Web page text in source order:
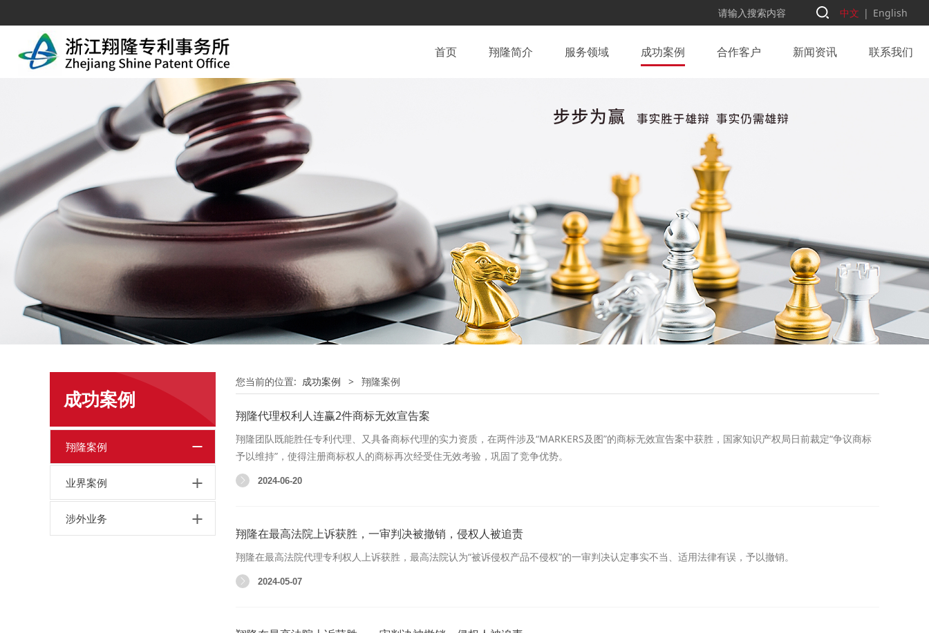
中文 | English
首页 翔隆简介 服务领域 成功案例 合作客户 新闻资讯 联系我们
成功案例
翔隆案例
业界案例
涉外业务
您当前的位置: 成功案例 > 翔隆案例
翔隆代理权利人连赢2件商标无效宣告案
2024-06-20
翔隆团队既能胜任专利代理、又具备商标代理的实力资质，在两件涉及“MARKERS及图”的商标无效宣告案中获胜，国家知识产权局日前裁定“争议商标
予以维持”，使得注册商标权人的商标再次经受住无效考验，巩固了竞争优势。
翔隆在最高法院上诉获胜，一审判决被撤销，侵权人被追责
2024-05-07
翔隆在最高法院代理专利权人上诉获胜，最高法院认为“被诉侵权产品不侵权”的一审判决认定事实不当、适用法律有误，予以撤销。